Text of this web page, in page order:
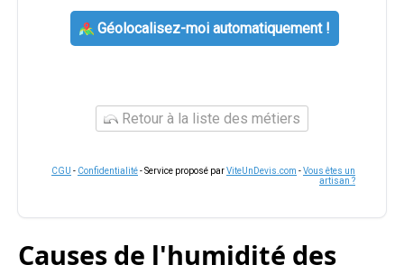
Géolocalisez-moi automatiquement !
Retour à la liste des métiers
CGU - Confidentialité- Service proposé parViteUnDevis.com -Vous êtes un
artisan ?
Causes de l'humidité des